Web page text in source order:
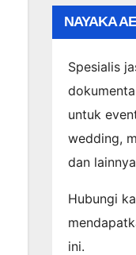
NAYAKA
Spesialis
untuk
wedding,
dan
Hubungi
ini.